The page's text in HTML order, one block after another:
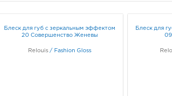
Блеск для губ с зеркальным эффектом
20 Совершенство Женевы
Relouis / Fashion Gloss
Блеск для